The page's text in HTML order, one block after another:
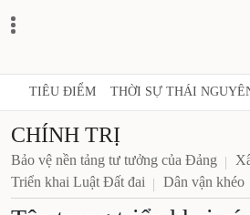
TIÊU ĐIỂM THỜI SỰ THÁI
CHÍNH TRỊ
Bảo vệ nền tảng tư tưởng của Đảng
Triển khai Luật Đất đai
Dân vận khéo